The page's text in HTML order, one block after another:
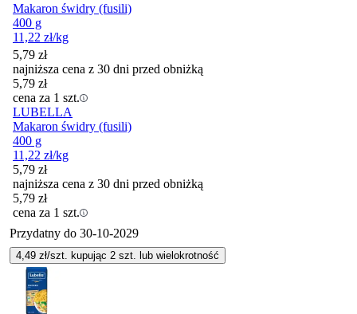
Makaron świdry (fusili)
400 g
11,22 zł/kg
5,79 zł
najniższa cena z 30 dni przed obniżką
5,79 zł
cena za 1 szt.
LUBELLA
Makaron świdry (fusili)
400 g
11,22 zł/kg
5,79 zł
najniższa cena z 30 dni przed obniżką
5,79 zł
cena za 1 szt.
Przydatny do 30-10-2029
4,49 zł/szt. kupując 2 szt. lub wielokrotność